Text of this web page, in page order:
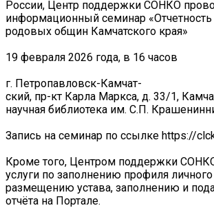
России, Центр поддержки СОНКО
информационный семинар
родовых общин Камчатского края»
19 февраля 2026 года, в 16 часов
г. Петропавловск-Камчат-
ский, пр-кт Карла Маркса, д. 33/1,
научная библиотека им. С.П.
Запись на семинар по ссылке https://
Кроме того, Центром поддержки
услуги по заполнению профиля личного
размещению устава, заполнению и
отчёта на Портале.